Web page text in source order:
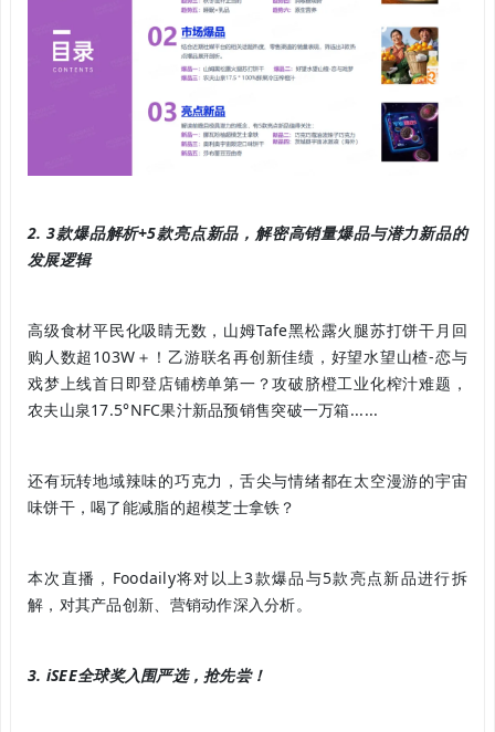
2. 3款爆品解析+5款亮点新品，解密高销量爆品与潜力新品的
发展逻辑
高级食材平民化吸睛无数，山姆Tafe黑松露火腿苏打饼干月回
购人数超103W＋！乙游联名再创新佳绩，好望水望山楂-恋与
戏梦上线首日即登店铺榜单第一？攻破脐橙工业化榨汁难题，
农夫山泉17.5°NFC果汁新品预销售突破一万箱......
还有玩转地域辣味的巧克力，舌尖与情绪都在太空漫游的宇宙
味饼干，喝了能减脂的超模芝士拿铁？
本次直播，Foodaily将对以上3款爆品与5款亮点新品进行拆
解，对其产品创新、营销动作深入分析。
3. iSEE全球奖入围严选，抢先尝！